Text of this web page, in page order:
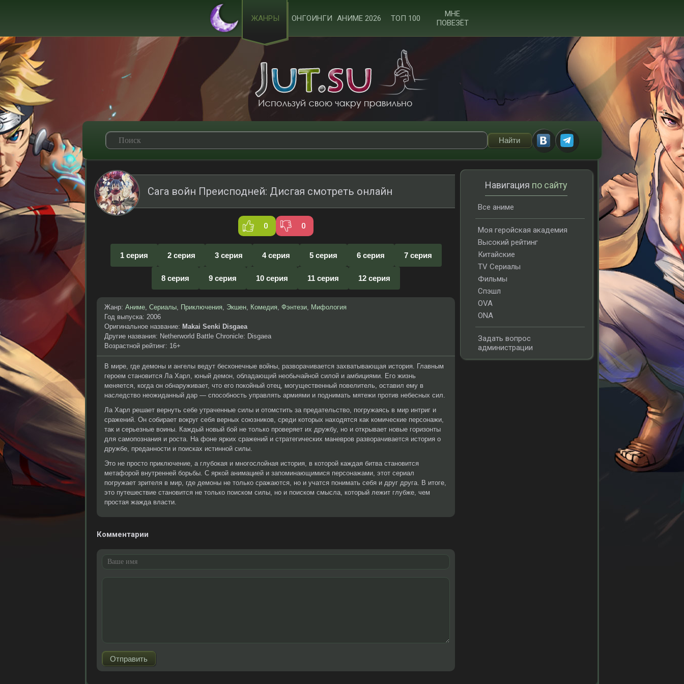
ЖАНРЫ ОНГОИНГИ АНИМЕ 2026 ТОП 100
МНЕ
ПОВЕЗЁТ
Сага войн Преисподней: Дисгая смотреть онлайн
0 0
1 серия 2 серия 3 серия 4 серия 5 серия 6 серия 7 серия
8 серия 9 серия 10 серия 11 серия 12 серия
Жанр: Аниме, Сериалы, Приключения, Экшен, Комедия, Фэнтези, Мифология
Год выпуска: 2006
Оригинальное название: Makai Senki Disgaea
Другие названия: Netherworld Battle Chronicle: Disgaea
Возрастной рейтинг: 16+
В мире, где демоны и ангелы ведут бесконечные войны, разворачивается захватывающая история. Главным
героем становится Ла Харл, юный демон, обладающий необычайной силой и амбициями. Его жизнь
меняется, когда он обнаруживает, что его покойный отец, могущественный повелитель, оставил ему в
наследство неожиданный дар — способность управлять армиями и поднимать мятежи против небесных сил.
Ла Харл решает вернуть себе утраченные силы и отомстить за предательство, погружаясь в мир интриг и
сражений. Он собирает вокруг себя верных союзников, среди которых находятся как комические персонажи,
так и серьезные воины. Каждый новый бой не только проверяет их дружбу, но и открывает новые горизонты
для самопознания и роста. На фоне ярких сражений и стратегических маневров разворачивается история о
дружбе, преданности и поисках истинной силы.
Это не просто приключение, а глубокая и многослойная история, в которой каждая битва становится
метафорой внутренней борьбы. С яркой анимацией и запоминающимися персонажами, этот сериал
погружает зрителя в мир, где демоны не только сражаются, но и учатся понимать себя и друг друга. В итоге,
это путешествие становится не только поиском силы, но и поиском смысла, который лежит глубже, чем
простая жажда власти.
Комментарии
Навигация по сайту
Все аниме
Моя геройская академия
Высокий рейтинг
Китайские
TV Сериалы
Фильмы
Спэшл
OVA
ONA
Задать вопрос
администрации